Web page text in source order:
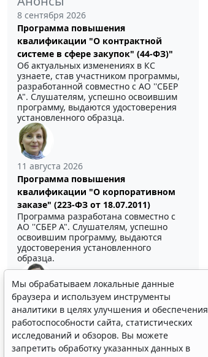
8 сентября 2026
Программа повышения
квалификации "О контрактной
системе в сфере закупок" (44-ФЗ)"
Об актуальных изменениях в КС
узнаете, став участником программы,
разработанной совместно с АО ''СБЕР
А". Слушателям, успешно освоившим
программу, выдаются удостоверения
установленного образца.
11 августа 2026
Программа повышения
квалификации "О корпоративном
заказе" (223-ФЗ от 18.07.2011)
Программа разработана совместно с
АО ''СБЕР А". Слушателям, успешно
освоившим программу, выдаются
удостоверения установленного
образца.
Выберите тему программы повышения квалификации
для юристов ...
Мы обрабатываем локальные данные
браузера и используем инструменты
аналитики в целях улучшения и обеспечения
работоспособности сайта, статистических
исследований и обзоров. Вы можете
запретить обработку указанных данных в